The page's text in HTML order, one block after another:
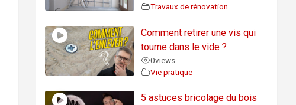
Travaux de rénovation
Comment retirer une vis qui
tourne dans le vide ?
0views
Vie pratique
5 astuces bricolage du bois